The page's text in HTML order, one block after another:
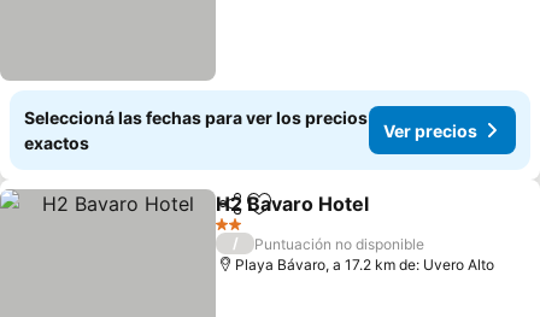
Seleccioná las fechas para ver los precios
exactos
Ver precios
CompartirAñadir a favoritos
H2 Bavaro Hotel
2 Estrellas
/
Puntuación no disponible
Playa Bávaro, a 17.2 km de: Uvero Alto